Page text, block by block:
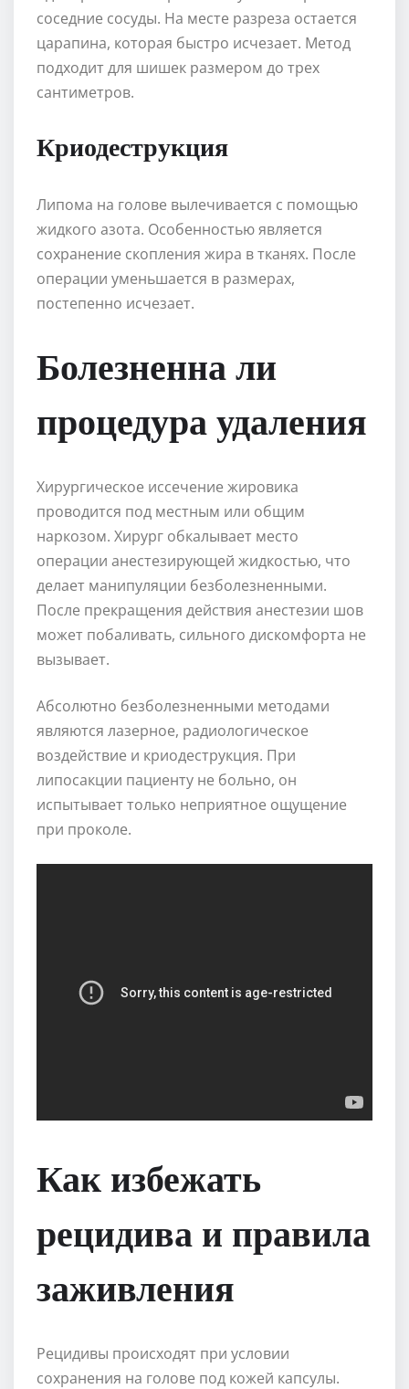
соседние сосуды. На месте разреза остается
царапина, которая быстро исчезает. Метод
подходит для шишек размером до трех
сантиметров.
Криодеструкция
Липома на голове вылечивается с помощью
жидкого азота. Особенностью является
сохранение скопления жира в тканях. После
операции уменьшается в размерах,
постепенно исчезает.
Болезненна ли
процедура удаления
Хирургическое иссечение жировика
проводится под местным или общим
наркозом. Хирург обкалывает место
операции анестезирующей жидкостью, что
делает манипуляции безболезненными.
После прекращения действия анестезии шов
может побаливать, сильного дискомфорта не
вызывает.
Абсолютно безболезненными методами
являются лазерное, радиологическое
воздействие и криодеструкция. При
липосакции пациенту не больно, он
испытывает только неприятное ощущение
при проколе.
Как избежать
рецидива и правила
заживления
Рецидивы происходят при условии
сохранения на голове под кожей капсулы.